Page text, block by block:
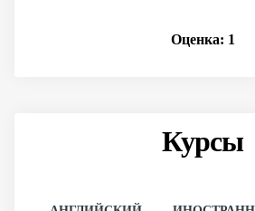
Оценка: 1
Курсы